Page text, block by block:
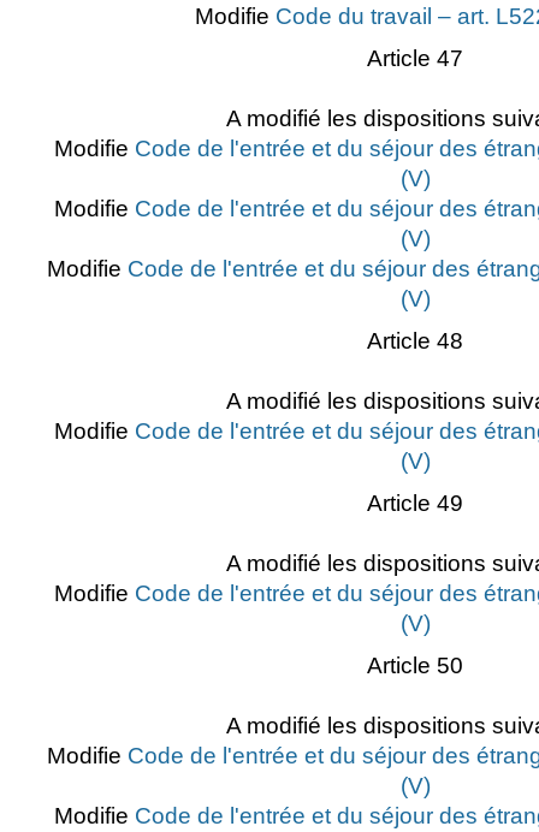
Modifie Code du travail – art.
Article 47
A modifié les dispositions
Modifie Code de l'entrée et du séjour des
(V)
Modifie Code de l'entrée et du séjour des
(V)
Modifie Code de l'entrée et du séjour des
(V)
Article 48
A modifié les dispositions
Modifie Code de l'entrée et du séjour des
(V)
Article 49
A modifié les dispositions
Modifie Code de l'entrée et du séjour des
(V)
Article 50
A modifié les dispositions
Modifie Code de l'entrée et du séjour des
(V)
Modifie Code de l'entrée et du séjour des